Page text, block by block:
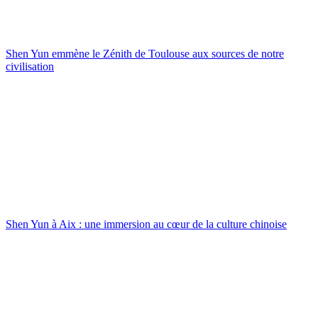
Shen Yun emmène le Zénith de Toulouse aux sources de notre
civilisation
Shen Yun à Aix : une immersion au cœur de la culture chinoise